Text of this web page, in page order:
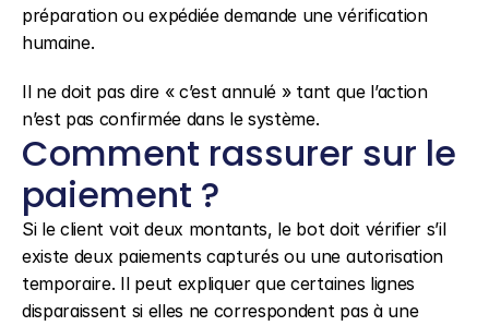
préparation ou expédiée demande une vérification
humaine.
Il ne doit pas dire « c’est annulé » tant que l’action
n’est pas confirmée dans le système.
Comment rassurer sur le
paiement ?
Si le client voit deux montants, le bot doit vérifier s’il
existe deux paiements capturés ou une autorisation
temporaire. Il peut expliquer que certaines lignes
disparaissent si elles ne correspondent pas à une